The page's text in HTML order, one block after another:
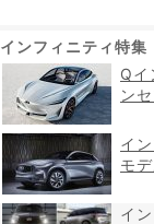
インフィニティ特集
Qイ
ン
イ
モ
イ